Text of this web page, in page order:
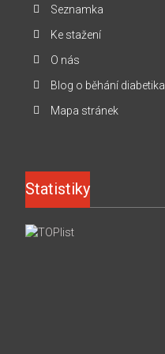
Seznamka
Ke stažení
O nás
Blog o běhání diabetika
Mapa stránek
Statistiky